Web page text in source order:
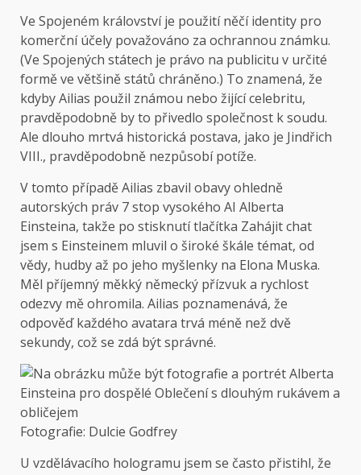
Ve Spojeném království je použití něčí identity pro
komerční účely považováno za ochrannou známku.
(Ve Spojených státech je právo na publicitu v určité
formě ve většině států chráněno.) To znamená, že
kdyby Ailias použil známou nebo žijící celebritu,
pravděpodobně by to přivedlo společnost k soudu.
Ale dlouho mrtvá historická postava, jako je Jindřich
VIII., pravděpodobně nezpůsobí potíže.
V tomto případě Ailias zbavil obavy ohledně
autorských práv 7 stop vysokého AI Alberta
Einsteina, takže po stisknutí tlačítka Zahájit chat
jsem s Einsteinem mluvil o široké škále témat, od
vědy, hudby až po jeho myšlenky na Elona Muska.
Měl příjemný měkký německý přízvuk a rychlost
odezvy mě ohromila. Ailias poznamenává, že
odpověď každého avatara trvá méně než dvě
sekundy, což se zdá být správné.
Fotografie: Dulcie Godfrey
U vzdělávacího hologramu jsem se často přistihl, že